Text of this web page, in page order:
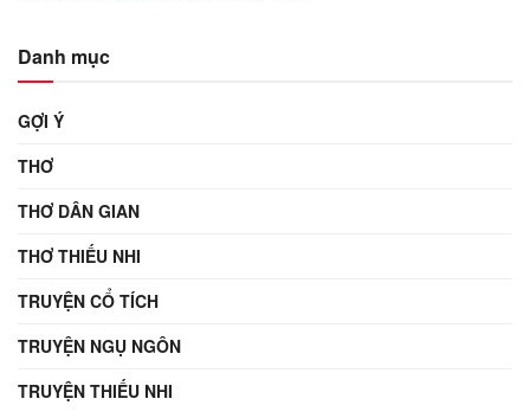
Danh mục
GỢI Ý
THƠ
THƠ DÂN GIAN
THƠ THIẾU NHI
TRUYỆN CỔ TÍCH
TRUYỆN NGỤ NGÔN
TRUYỆN THIẾU NHI